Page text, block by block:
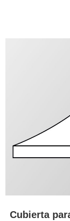
Cubierta